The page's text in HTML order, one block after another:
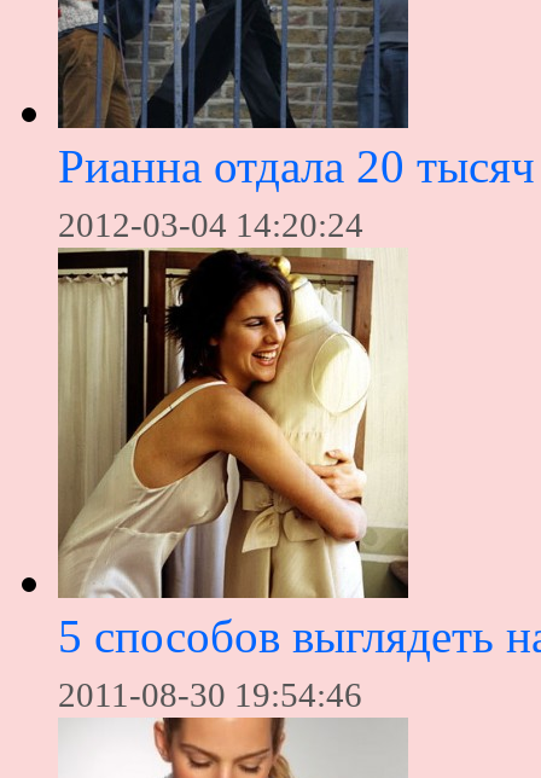
Рианна отдала 20
2012-03-04 14:20:24
5 способов выглядеть
2011-08-30 19:54:46